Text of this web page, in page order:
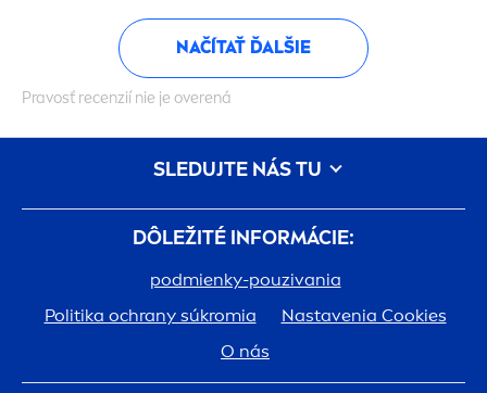
NAČÍTAŤ ĎALŠIE
Pravosť recenzií nie je overená
DÔLEŽITÉ INFORMÁCIE:
podmienky-pouzivania
Politika ochrany súkromia
Nastavenia Cookies
O nás
SLEDUJTE NÁS TU